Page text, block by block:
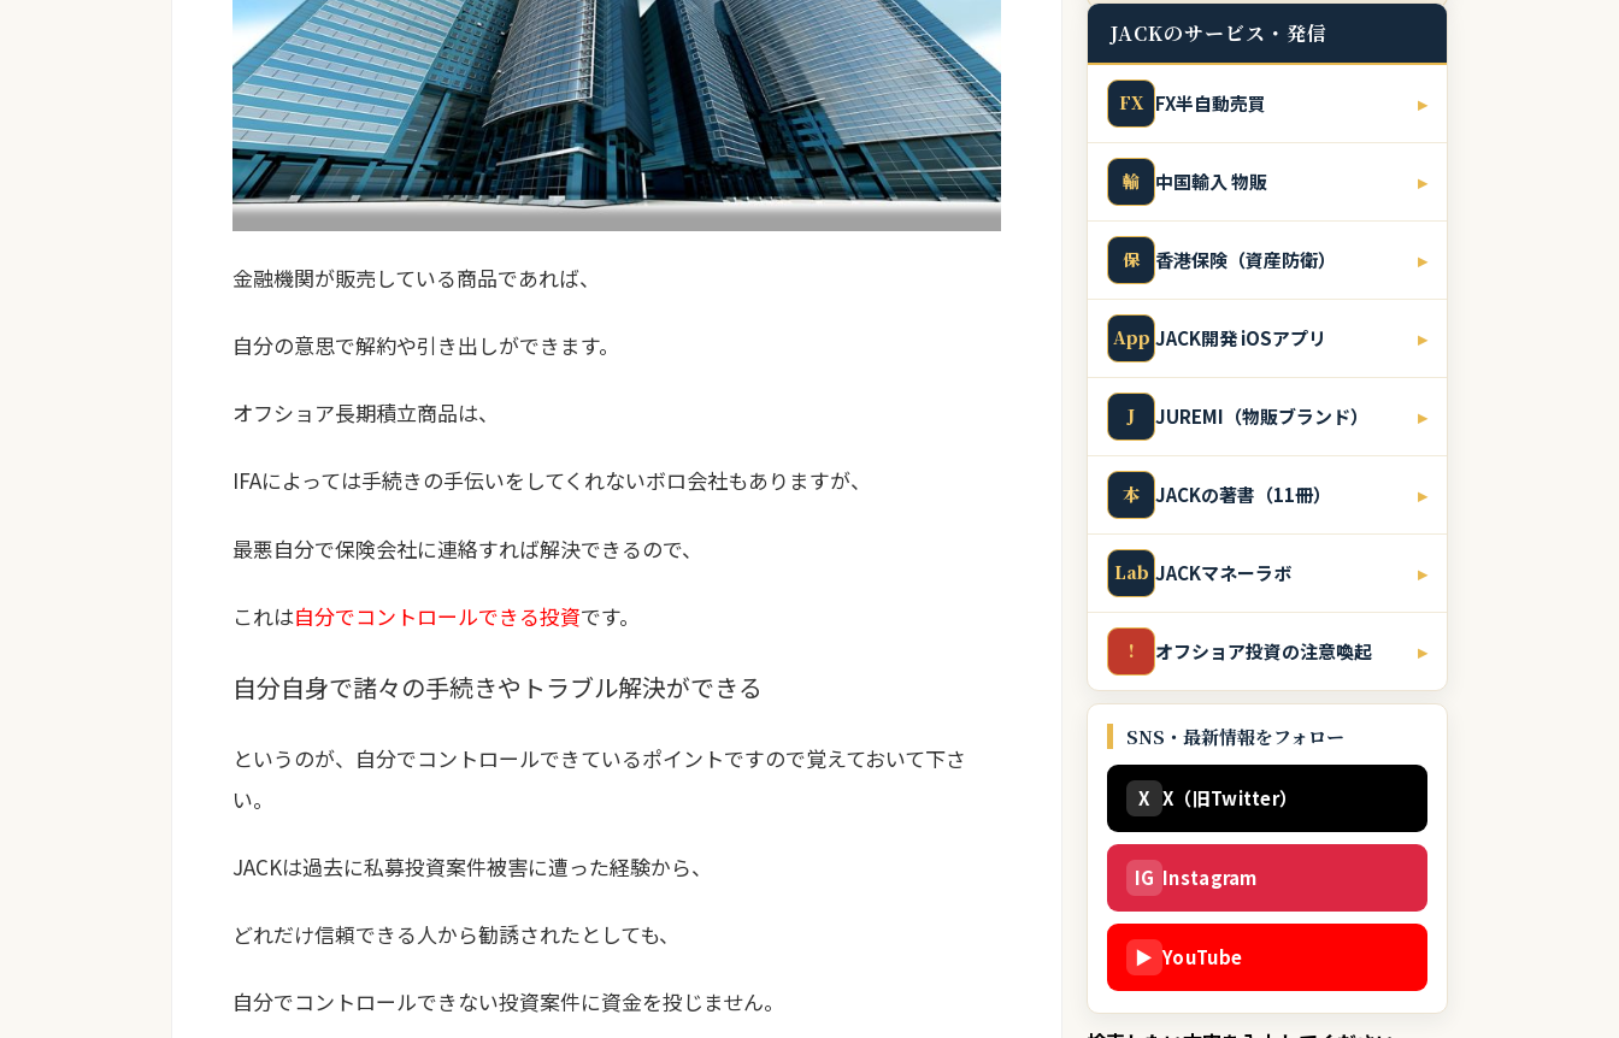
金融機関が販売している商品であれば、
自分の意思で解約や引き出しができます。
オフショア長期積立商品は、
IFAによっては手続きの手伝いをしてくれないボロ会社もありますが、
最悪自分で保険会社に連絡すれば解決できるので、
これは自分でコントロールできる投資です。
自分自身で諸々の手続きやトラブル解決ができる
というのが、自分でコントロールできているポイントですので覚えておいて下さ
い。
JACKは過去に私募投資案件被害に遭った経験から、
どれだけ信頼できる人から勧誘されたとしても、
自分でコントロールできない投資案件に資金を投じません。
JACKのサービス・発信
FX FX半自動売買 ▸
輸 中国輸入 物販 ▸
保 香港保険（資産防衛） ▸
App JACK開発 iOSアプリ ▸
J JUREMI（物販ブランド） ▸
本 JACKの著書（11冊） ▸
Lab JACKマネーラボ ▸
! オフショア投資の注意喚起 ▸
SNS・最新情報をフォロー
X X（旧Twitter）
IG Instagram
▶ YouTube